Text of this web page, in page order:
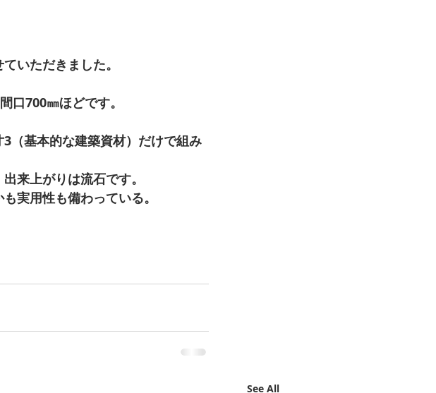
いただきました。
口700㎜ほどです。
（基本的な建築資材）だけで組み
来上がりは流石です。
実用性も備わっている。
See All